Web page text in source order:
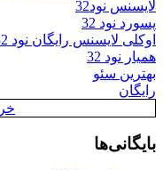
لایسنس نود32
پسورد نود 32
اوکلی لایسنس رایگان نود 32
همیار نود 32
بهترین سئو
رایگان
بایگانی‌ها